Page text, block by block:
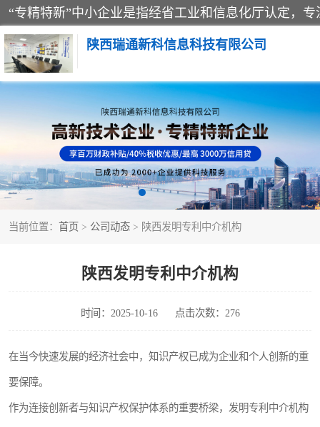
陕西瑞通新科信息科技有限公司
当前位置： 首页 > 公司动态 > 陕西发明专利中介机构
陕西发明专利中介机构
时间：2025-10-16 点击次数：276
在当今快速发展的经济社会中，知识产权已成为企业和个人创新的重
要保障。
作为连接创新者与知识产权保护体系的重要桥梁，发明专利中介机构